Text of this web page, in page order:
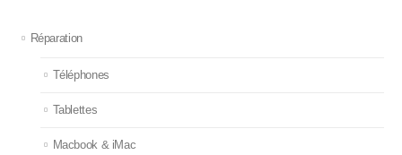
Réparation
Téléphones
Tablettes
Macbook & iMac